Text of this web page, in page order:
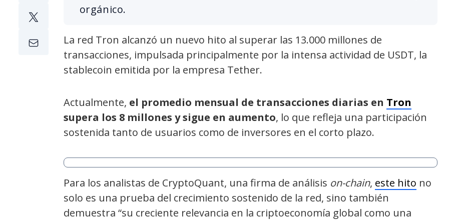
orgánico.
La red Tron alcanzó un nuevo hito al superar las 13.000 millones de
transacciones, impulsada principalmente por la intensa actividad de USDT, la
stablecoin emitida por la empresa Tether.
Actualmente, el promedio mensual de transacciones diarias en Tron
supera los 8 millones y sigue en aumento, lo que refleja una participación
sostenida tanto de usuarios como de inversores en el corto plazo.
Para los analistas de CryptoQuant, una firma de análisis on-chain, este hito no
solo es una prueba del crecimiento sostenido de la red, sino también
demuestra “su creciente relevancia en la criptoeconomía global como una